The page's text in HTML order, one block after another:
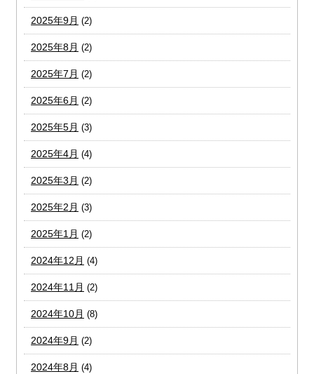
2025年9月 (2)
2025年8月 (2)
2025年7月 (2)
2025年6月 (2)
2025年5月 (3)
2025年4月 (4)
2025年3月 (2)
2025年2月 (3)
2025年1月 (2)
2024年12月 (4)
2024年11月 (2)
2024年10月 (8)
2024年9月 (2)
2024年8月 (4)